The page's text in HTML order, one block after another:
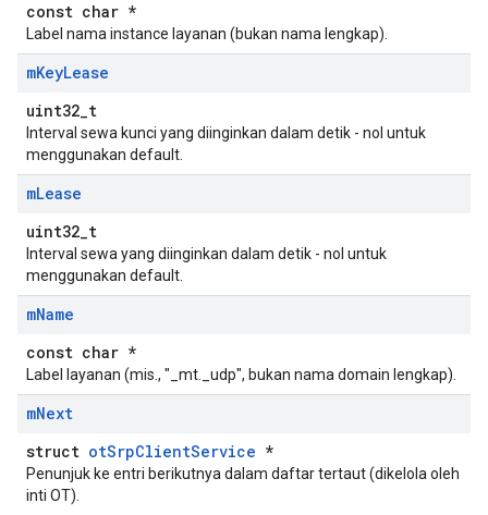
const char *
Label nama instance layanan (bukan nama lengkap).
mKeyLease
uint32_t
Interval sewa kunci yang diinginkan dalam detik - nol untuk
menggunakan default.
mLease
uint32_t
Interval sewa yang diinginkan dalam detik - nol untuk
menggunakan default.
mName
const char *
Label layanan (mis., "_mt._udp", bukan nama domain lengkap).
mNext
struct otSrpClientService *
Penunjuk ke entri berikutnya dalam daftar tertaut (dikelola oleh
inti OT).